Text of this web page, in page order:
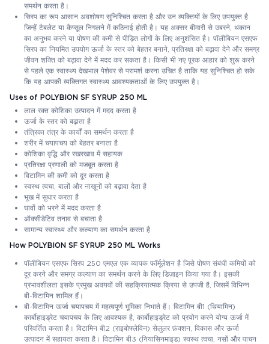
समर्थन करता है।
सिरप का रूप आसान अवशोषण सुनिश्चित करता है और उन व्यक्तियों के लिए उपयुक्त है
जिन्हें टैबलेट या कैप्सूल निगलने में कठिनाई होती है। यह अक्सर बीमारी से उबरने, थकान
का अनुभव करने या पोषण की कमी से पीड़ित लोगों के लिए अनुशंसित है। पॉलीबियन एसएफ
सिरप का नियमित उपयोग ऊर्जा के स्तर को बेहतर बनाने, प्रतिरक्षा को बढ़ावा देने और समग्र
जीवन शक्ति को बढ़ावा देने में मदद कर सकता है। किसी भी नए पूरक आहार को शुरू करने
से पहले एक स्वास्थ्य देखभाल पेशेवर से परामर्श करना उचित है ताकि यह सुनिश्चित हो सके
कि यह आपकी व्यक्तिगत स्वास्थ्य आवश्यकताओं के लिए उपयुक्त है।
Uses of POLYBION SF SYRUP 250 ML
लाल रक्त कोशिका उत्पादन में मदद करता है
ऊर्जा के स्तर को बढ़ाता है
तंत्रिका तंत्र के कार्यों का समर्थन करता है
शरीर में चयापचय को बेहतर बनाता है
कोशिका वृद्धि और रखरखाव में सहायक
प्रतिरक्षा प्रणाली को मजबूत करता है
विटामिन की कमी को दूर करता है
स्वस्थ त्वचा, बालों और नाखूनों को बढ़ावा देता है
भूख में सुधार करता है
घावों को भरने में मदद करता है
ऑक्सीडेटिव तनाव से बचाता है
सामान्य स्वास्थ्य और कल्याण का समर्थन करता है
How POLYBION SF SYRUP 250 ML Works
पॉलीबियन एसएफ सिरप 250 एमएल एक व्यापक फॉर्मूलेशन है जिसे पोषण संबंधी कमियों को
दूर करने और समग्र कल्याण का समर्थन करने के लिए डिज़ाइन किया गया है। इसकी
प्रभावशीलता इसके प्रमुख अवयवों की सहक्रियात्मक क्रिया से उपजी है, जिसमें विभिन्न
बी-विटामिन शामिल हैं।
बी-विटामिन ऊर्जा चयापचय में महत्वपूर्ण भूमिका निभाते हैं। विटामिन बी1 (थियामिन)
कार्बोहाइड्रेट चयापचय के लिए आवश्यक है, कार्बोहाइड्रेट को प्रयोग करने योग्य ऊर्जा में
परिवर्तित करता है। विटामिन बी2 (राइबोफ्लेविन) सेलुलर फ़ंक्शन, विकास और ऊर्जा
उत्पादन में सहायता करता है। विटामिन बी3 (नियासिनमाइड) स्वस्थ त्वचा, नसों और पाचन